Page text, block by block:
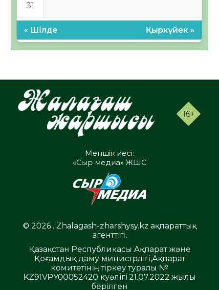
31
« Шілде Қыркүйек »
16+
Меншік иесі:
«Сыр медиа» ЖШС
© 2026 . Zhalagash-zharshysy.kz ақпараттық
агенттігі.
Қазақстан Республикасы Ақпарат және
Қоғамдық даму министрлігі,Ақпарат
комитетінің тіркеу туралы №
KZ91VPY00052420 куәлігі 21.07.2022 жылы
берілген